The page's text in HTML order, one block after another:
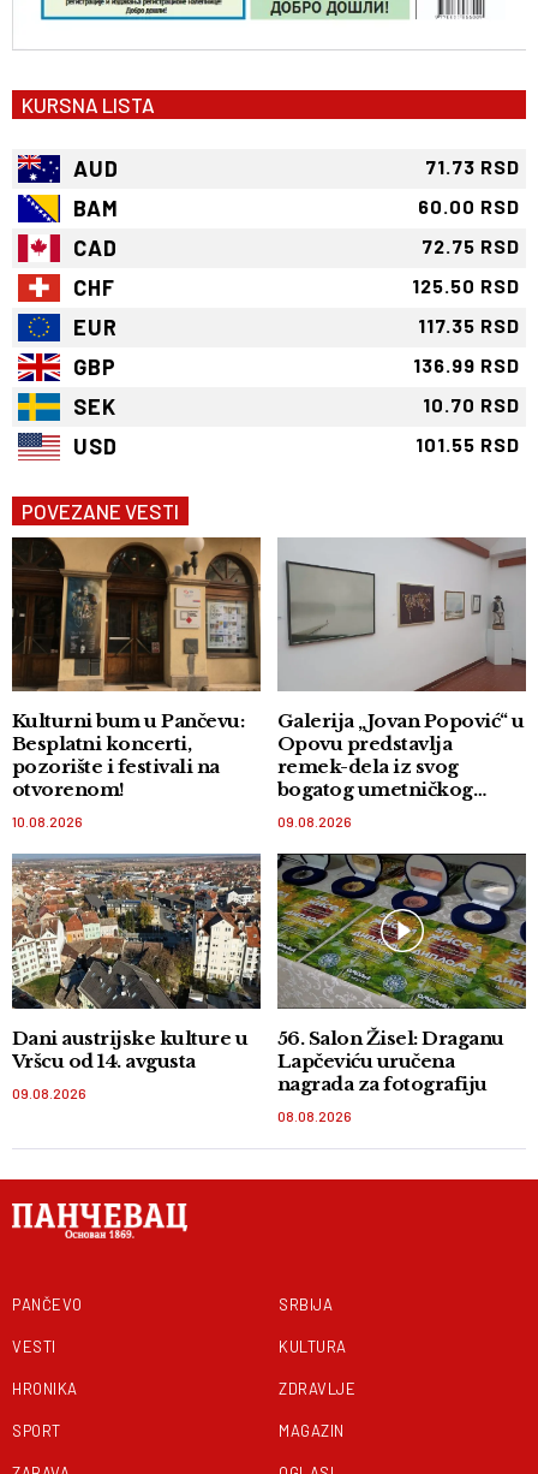
KURSNA LISTA
AUD 71.73 RSD
BAM 60.00 RSD
CAD 72.75 RSD
CHF 125.50 RSD
EUR 117.35 RSD
GBP 136.99 RSD
SEK 10.70 RSD
USD 101.55 RSD
POVEZANE VESTI
Kulturni bum u Pančevu:
Besplatni koncerti,
pozorište i festivali na
otvorenom!
10.08.2026
Galerija „Jovan Popović“ u
Opovu predstavlja
remek-dela iz svog
bogatog umetničkog
fonda
09.08.2026
Dani austrijske kulture u
Vršcu od 14. avgusta
09.08.2026
56. Salon Žisel: Draganu
Lapčeviću uručena
nagrada za fotografiju
08.08.2026
PANČEVO
VESTI
HRONIKA
SPORT
SRBIJA
KULTURA
ZDRAVLJE
MAGAZIN